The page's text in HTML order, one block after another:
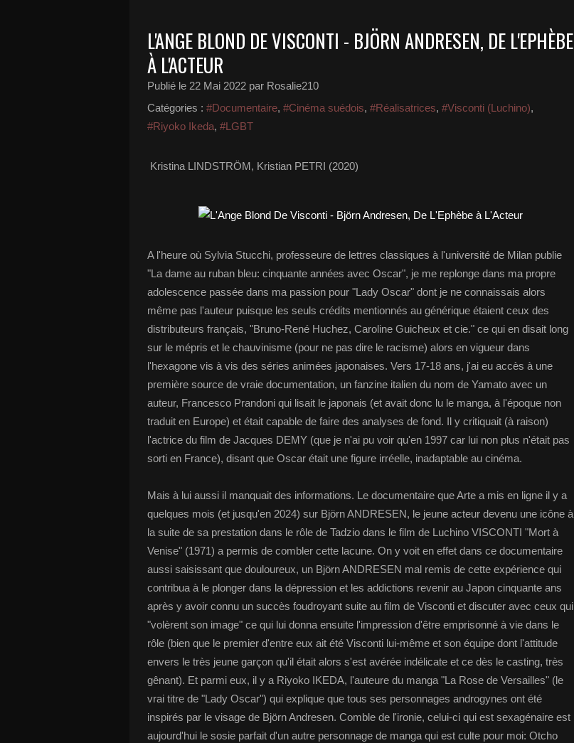
L'ANGE BLOND DE VISCONTI - BJÖRN ANDRESEN, DE L'EPHÈBE
À L'ACTEUR
Publié le 22 Mai 2022 par Rosalie210
Catégories : #Documentaire, #Cinéma suédois, #Réalisatrices, #Visconti (Luchino),
#Riyoko Ikeda, #LGBT
Kristina LINDSTRÖM, Kristian PETRI (2020)
A l'heure où Sylvia Stucchi, professeure de lettres classiques à l'université de Milan publie
"La dame au ruban bleu: cinquante années avec Oscar", je me replonge dans ma propre
adolescence passée dans ma passion pour "Lady Oscar" dont je ne connaissais alors
même pas l'auteur puisque les seuls crédits mentionnés au générique étaient ceux des
distributeurs français, "Bruno-René Huchez, Caroline Guicheux et cie." ce qui en disait long
sur le mépris et le chauvinisme (pour ne pas dire le racisme) alors en vigueur dans
l'hexagone vis à vis des séries animées japonaises. Vers 17-18 ans, j'ai eu accès à une
première source de vraie documentation, un fanzine italien du nom de Yamato avec un
auteur, Francesco Prandoni qui lisait le japonais (et avait donc lu le manga, à l'époque non
traduit en Europe) et était capable de faire des analyses de fond. Il y critiquait (à raison)
l'actrice du film de Jacques DEMY (que je n'ai pu voir qu'en 1997 car lui non plus n'était pas
sorti en France), disant que Oscar était une figure irréelle, inadaptable au cinéma.
Mais à lui aussi il manquait des informations. Le documentaire que Arte a mis en ligne il y a
quelques mois (et jusqu'en 2024) sur Björn ANDRESEN, le jeune acteur devenu une icône à
la suite de sa prestation dans le rôle de Tadzio dans le film de Luchino VISCONTI "Mort à
Venise" (1971) a permis de combler cette lacune. On y voit en effet dans ce documentaire
aussi saisissant que douloureux, un Björn ANDRESEN mal remis de cette expérience qui
contribua à le plonger dans la dépression et les addictions revenir au Japon cinquante ans
après y avoir connu un succès foudroyant suite au film de Visconti et discuter avec ceux qui
"volèrent son image" ce qui lui donna ensuite l'impression d'être emprisonné à vie dans le
rôle (bien que le premier d'entre eux ait été Visconti lui-même et son équipe dont l'attitude
envers le très jeune garçon qu'il était alors s'est avérée indélicate et ce dès le casting, très
gênant). Et parmi eux, il y a Riyoko IKEDA, l'auteure du manga "La Rose de Versailles" (le
vrai titre de "Lady Oscar") qui explique que tous ses personnages androgynes ont été
inspirés par le visage de Björn Andresen. Comble de l'ironie, celui-ci qui est sexagénaire est
aujourd'hui le sosie parfait d'un autre personnage de manga qui est culte pour moi: Otcho